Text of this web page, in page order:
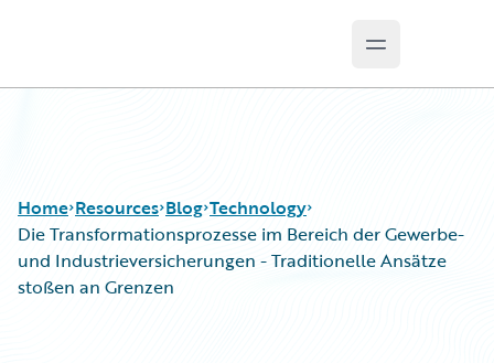
Open main
Home Resources Blog Technology
Die Transformationsprozesse im Bereich der Gewerbe-
und Industrieversicherungen - Traditionelle Ansätze
stoßen an Grenzen